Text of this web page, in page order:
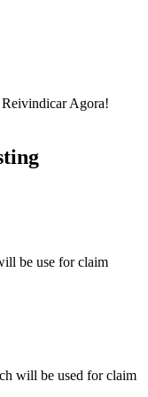
Reivindicar Agora!
be use for claim
will be used for claim